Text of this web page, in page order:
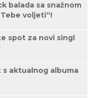
balada sa snažnom
voljeti“!
spot za novi singl
s aktualnog albuma